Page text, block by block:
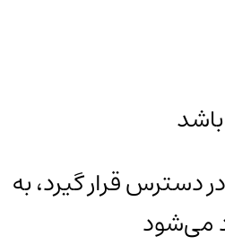
دسترس قرار گیرد، به
می‌شود